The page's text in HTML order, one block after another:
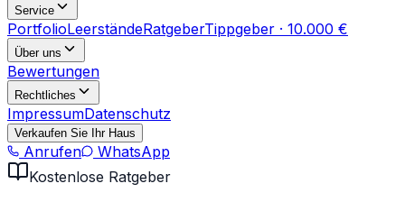
Service
PortfolioLeerständeRatgeberTippgeber · 10.000 €
Über uns
Bewertungen
Rechtliches
ImpressumDatenschutz
Verkaufen Sie Ihr Haus
Anrufen
WhatsApp
Kostenlose Ratgeber